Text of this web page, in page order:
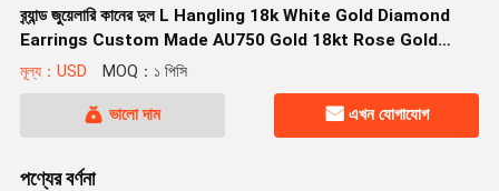
ব্র্যান্ড জুয়েলারি কানের দুল L Hangling 18k White Gold Diamond
Earrings Custom Made AU750 Gold 18kt Rose Gold
Boucles d ̊
মূল্য：USD MOQ：১ পিসি
ভালো দাম এখন যোগাযোগ
পণ্যের বর্ণনা